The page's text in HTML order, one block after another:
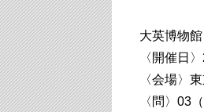
大英博物
〈開催日
〈会場〉
〈問〉03